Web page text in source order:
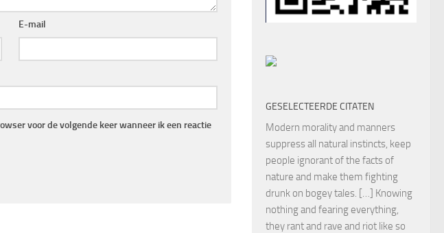
E-mail
voor de volgende keer wanneer ik een reactie
GESELECTEERDE CITATEN
Modern morality and manners
suppress all natural instincts, keep
people ignorant of the facts of
nature and make them fighting
drunk on bogey tales. […] Knowing
nothing and fearing everything,
they rant and rave and riot like so